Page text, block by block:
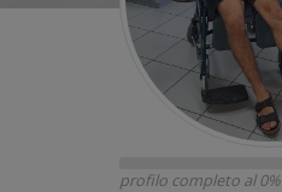
profilo completo al 0%